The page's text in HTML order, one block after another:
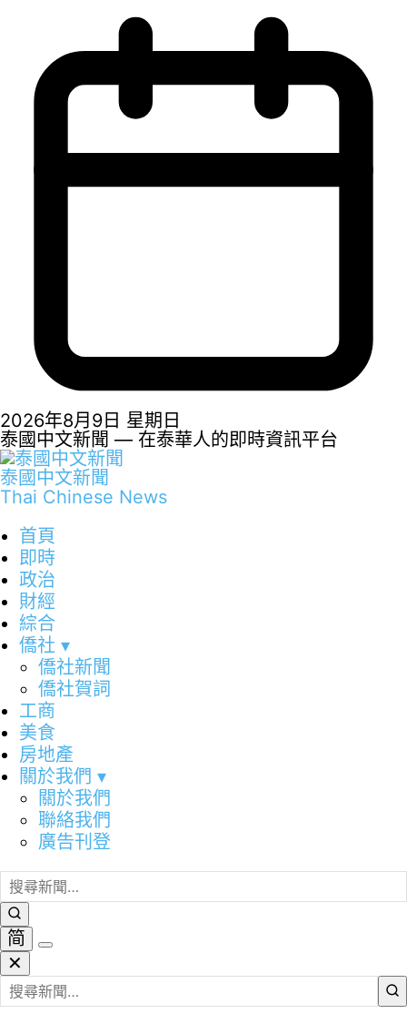
2026年8月9日 星期日
泰國中文新聞 — 在泰華人的即時資訊平台
泰國中文新聞
Thai Chinese News
首頁
即時
政治
財經
綜合
僑社 ▾
僑社新聞
僑社賀詞
工商
美食
房地產
關於我們 ▾
關於我們
聯絡我們
廣告刊登
简
✕